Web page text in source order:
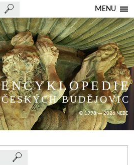
MENU
ENCYKLOPEDIE
ČESKÝCH BUDĚJOVIC
© 1998 — 2026 NEBE